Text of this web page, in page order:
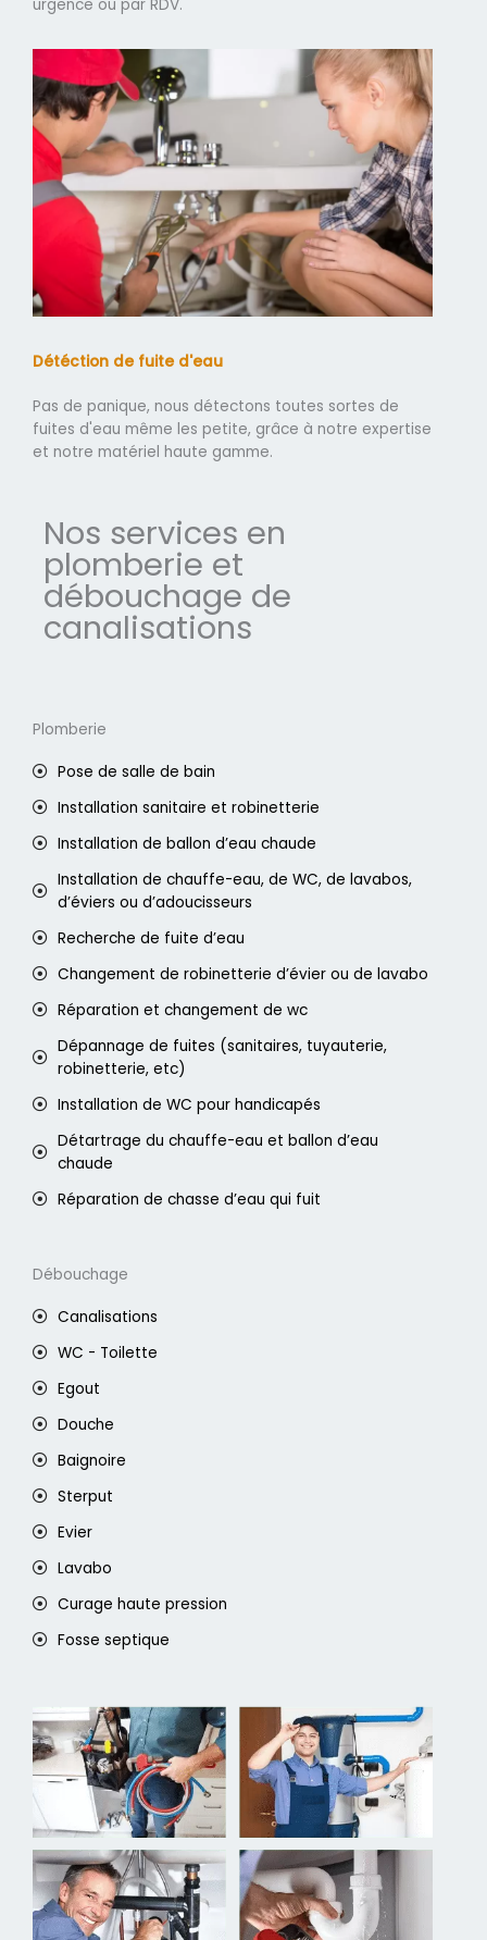
urgence ou par RDV.
Détéction de fuite d'eau
Pas de panique, nous détectons toutes sortes de
fuites d'eau même les petite, grâce à notre expertise
et notre matériel haute gamme.
Nos services en
plomberie et
débouchage de
canalisations
Plomberie
Pose de salle de bain
Installation sanitaire et robinetterie
Installation de ballon d’eau chaude
Installation de chauffe-eau, de WC, de lavabos,
d’éviers ou d’adoucisseurs
Recherche de fuite d’eau
Changement de robinetterie d’évier ou de lavabo
Réparation et changement de wc
Dépannage de fuites (sanitaires, tuyauterie,
robinetterie, etc)
Installation de WC pour handicapés
Détartrage du chauffe-eau et ballon d’eau
chaude
Réparation de chasse d’eau qui fuit
Débouchage
Canalisations
WC - Toilette
Egout
Douche
Baignoire
Sterput
Evier
Lavabo
Curage haute pression
Fosse septique